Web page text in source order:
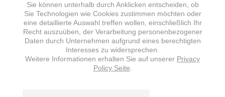
Sie können unterhalb durch Anklicken entscheiden, ob
Sie Technologien wie Cookies zustimmen möchten oder
eine detaillierte Auswahl treffen wollen, einschließlich Ihr
Recht auszuüben, der Verarbeitung personenbezogener
Daten durch Unternehmen aufgrund eines berechtigten
Interesses zu widersprechen.
Weitere Informationen erhalten Sie auf unserer Privacy
Policy Seite